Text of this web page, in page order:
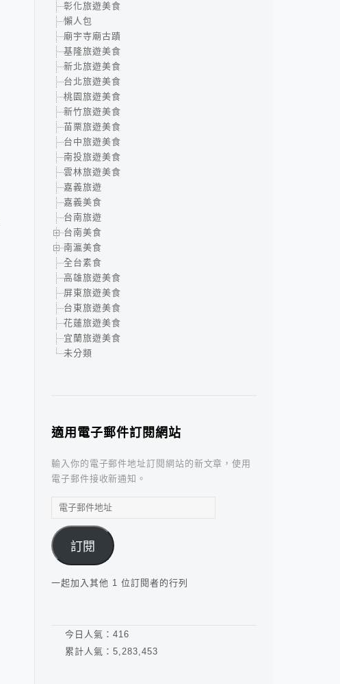
彰化旅遊美食
懶人包
廟宇寺廟古蹟
基隆旅遊美食
新北旅遊美食
台北旅遊美食
桃園旅遊美食
新竹旅遊美食
苗栗旅遊美食
台中旅遊美食
南投旅遊美食
雲林旅遊美食
嘉義旅遊
嘉義美食
台南旅遊
台南美食
南瀛美食
全台素食
高雄旅遊美食
屏東旅遊美食
台東旅遊美食
花蓮旅遊美食
宜蘭旅遊美食
未分類
適用電子郵件訂閱網站
輸入你的電子郵件地址訂閱網站的新文章，使用
電子郵件接收新通知。
電
郵
件
地
址
訂閱
一起加入其他 1 位訂閱者的行列
今日人氣： 416
累計人氣： 5,283,453